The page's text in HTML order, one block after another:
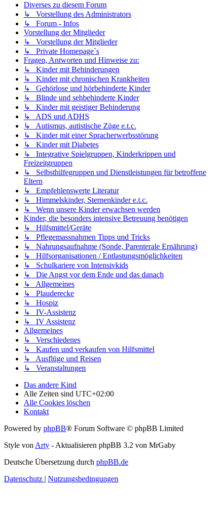
Diverses zu diesem Forum
↳ Vorstellung des Administrators
↳ Forum - Infos
Vorstellung der Mitglieder
↳ Vorstellung der Mitglieder
↳ Private Homepage`s
Fragen, Antworten und Hinweise zu:
↳ Kinder mit Behinderungen
↳ Kinder mit chronischen Krankheiten
↳ Gehörlose und hörbehinderte Kinder
↳ Blinde und sehbehinderte Kinder
↳ Kinder mit geistiger Behinderung
↳ ADS und ADHS
↳ Autismus, autistische Züge e.t.c.
↳ Kinder mit einer Spracherwerbsstörung
↳ Kinder mit Diabetes
↳ Integrative Spielgruppen, Kinderkrippen und
Freizeitgruppen
↳ Selbsthilfegruppen und Dienstleistungen für betroffene
Eltern
↳ Empfehlenswerte Literatur
↳ Himmelskinder, Sternenkinder e.t.c.
↳ Wenn unsere Kinder erwachsen werden
Kinder, die besonders intensive Betreuung benötigen
↳ Hilfsmittel/Geräte
↳ Pflegemassnahmen Tipps und Tricks
↳ Nahrungsaufnahme (Sonde, Parenterale Ernährung)
↳ Hilfsorganisationen / Entlastungsmöglichkeiten
↳ Schulkariere von Intensivkids
↳ Die Angst vor dem Ende und das danach
↳ Allgemeines
↳ Plauderecke
↳ Hospiz
↳ IV-Assistenz
↳ IV Assistenz
Allgemeines
↳ Verschiedenes
↳ Kaufen und verkaufen von Hilfsmittel
↳ Ausflüge und Reisen
↳ Veranstaltungen
Das andere Kind
Alle Zeiten sind UTC+02:00
Alle Cookies löschen
Kontakt
Powered by phpBB® Forum Software © phpBB Limited
Style vonArty - Aktualisieren phpBB 3.2 von MrGaby
Deutsche Übersetzung durch phpBB.de
Datenschutz | Nutzungsbedingungen